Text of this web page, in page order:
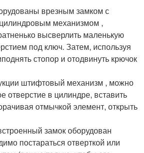
врезным замком с
механизмом ,
высверлить маленькую
под ключ. Затем, используя
стопор и отодвинуть крючок
штифтовый механизм , можно
отверстие в цилиндре, вставить
отмычкой элемент, открыть
замок оборудован
постараться отверткой или